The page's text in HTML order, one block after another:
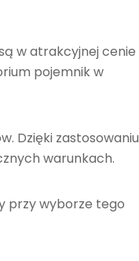
w atrakcyjnej cenie
pojemnik w
Dzięki zastosowaniu
warunkach.
przy wyborze tego